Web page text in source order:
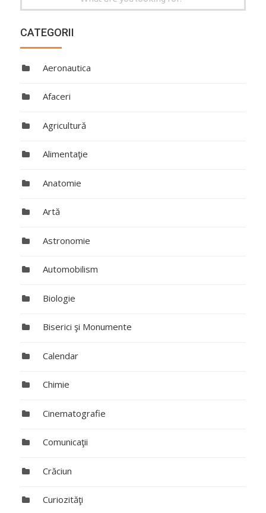
for:
CATEGORII
Aeronautica
Afaceri
Agricultură
Alimentaţie
Anatomie
Artă
Astronomie
Automobilism
Biologie
Biserici şi Monumente
Calendar
Chimie
Cinematografie
Comunicaţii
Crăciun
Curiozităţi